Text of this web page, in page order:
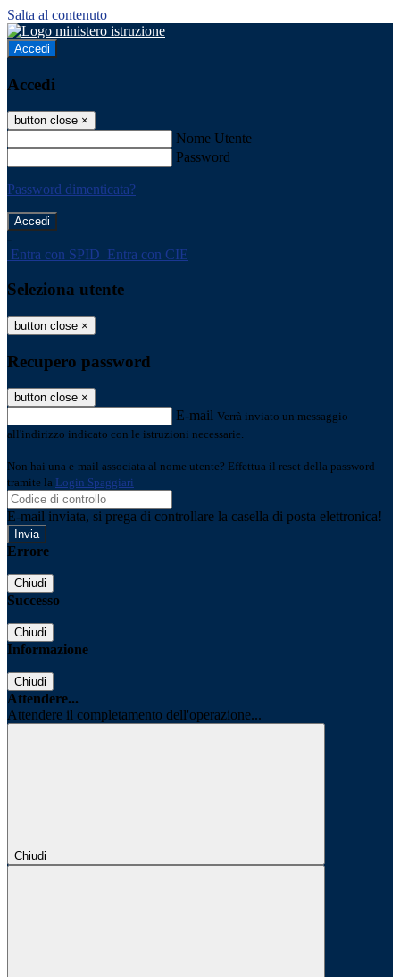
Salta al contenuto
Accedi
Accedi
button close ×
Nome Utente
Password
Password dimenticata?
-
Entra con SPID Entra con CIE
Seleziona utente
button close ×
Recupero password
button close ×
E-mail Verrà inviato un messaggio
all'indirizzo indicato con le istruzioni necessarie.
Non hai una e-mail associata al nome utente? Effettua il reset della password
tramite la Login Spaggiari
E-mail inviata, si prega di controllare la casella di posta elettronica!
Errore
Chiudi
Successo
Chiudi
Informazione
Chiudi
Attendere...
Attendere il completamento dell'operazione...
Chiudi